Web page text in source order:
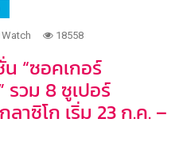
18558
“ซอคเกอร์
รวม 8 ซูเปอร์
าซิโก เริ่ม 23 ก.ค. –